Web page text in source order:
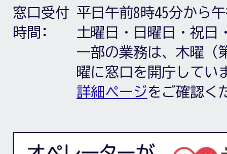
窓口受付
時間:
平日午前8時45分から
土曜日・日曜日・祝日
一部の業務は、木曜（
曜に窓口を開庁してい
詳細ページをご確認く